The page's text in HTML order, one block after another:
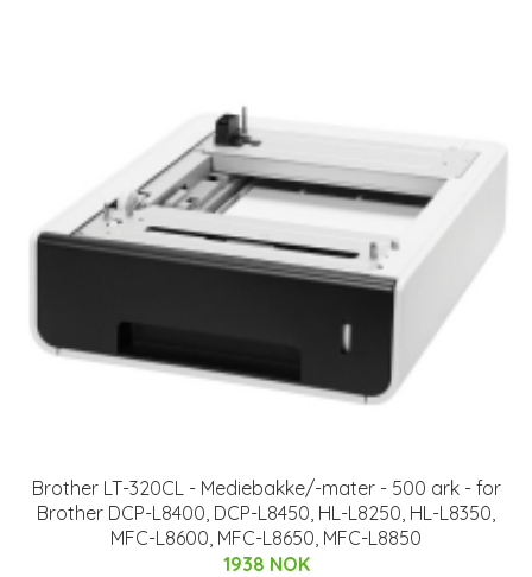
Brother LT-320CL - Mediebakke/-mater - 500 ark - for
Brother DCP-L8400, DCP-L8450, HL-L8250, HL-L8350,
MFC-L8600, MFC-L8650, MFC-L8850
1938 NOK